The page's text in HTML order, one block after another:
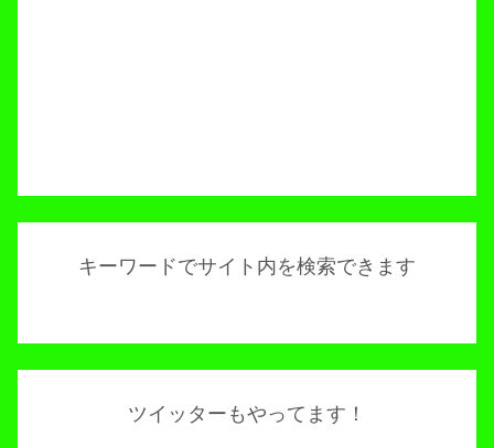
キーワードでサイト内を検索できます
ツイッターもやってます！